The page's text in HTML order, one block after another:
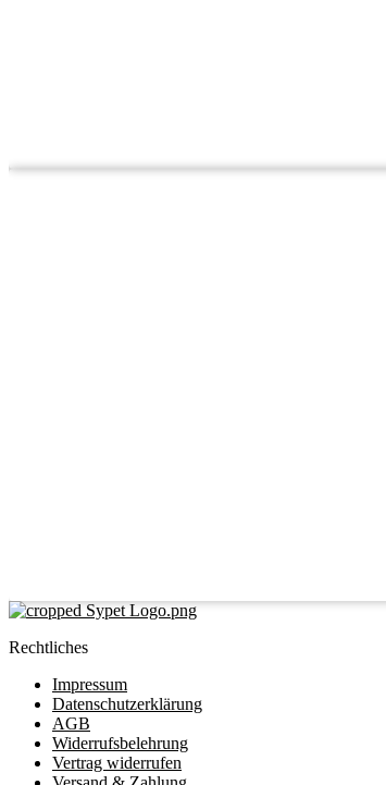
Rechtliches
Impressum
Datenschutzerklärung
AGB
Widerrufsbelehrung
Vertrag widerrufen